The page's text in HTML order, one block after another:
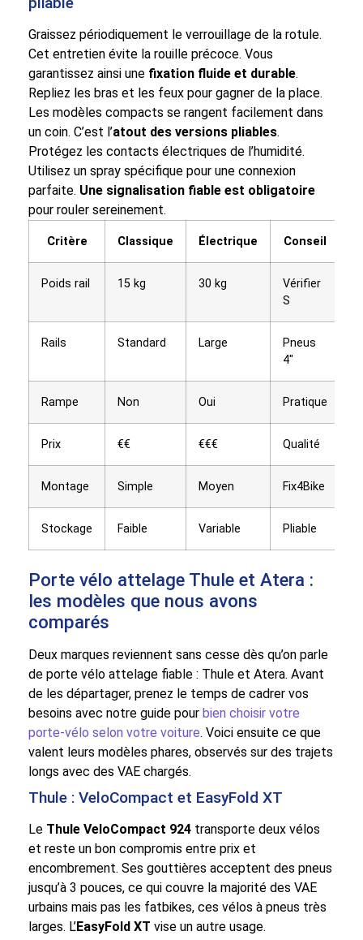
Graissez périodiquement le verrouillage de la rotule.
Cet entretien évite la rouille précoce. Vous
garantissez ainsi une fixation fluide et durable.
Repliez les bras et les feux pour gagner de la place.
Les modèles compacts se rangent facilement dans
un coin. C’est l’atout des versions pliables.
Protégez les contacts électriques de l’humidité.
Utilisez un spray spécifique pour une connexion
parfaite. Une signalisation fiable est obligatoire
pour rouler sereinement.
Critère Classique Électrique Conseil
Poids rail 15 kg 30 kg
Vérifier
S
Rails Standard Large
Pneus
4″
Rampe Non Oui Pratique
Prix €€ €€€ Qualité
Montage Simple Moyen Fix4Bike
Stockage Faible Variable Pliable
Porte vélo attelage Thule et Atera :
les modèles que nous avons
comparés
Deux marques reviennent sans cesse dès qu’on parle
de porte vélo attelage fiable : Thule et Atera. Avant
de les départager, prenez le temps de cadrer vos
besoins avec notre guide pour bien choisir votre
porte-vélo selon votre voiture. Voici ensuite ce que
valent leurs modèles phares, observés sur des trajets
longs avec des VAE chargés.
Thule : VeloCompact et EasyFold XT
Le Thule VeloCompact 924 transporte deux vélos
et reste un bon compromis entre prix et
encombrement. Ses gouttières acceptent des pneus
jusqu’à 3 pouces, ce qui couvre la majorité des VAE
urbains mais pas les fatbikes, ces vélos à pneus très
larges. L’EasyFold XT vise un autre usage.